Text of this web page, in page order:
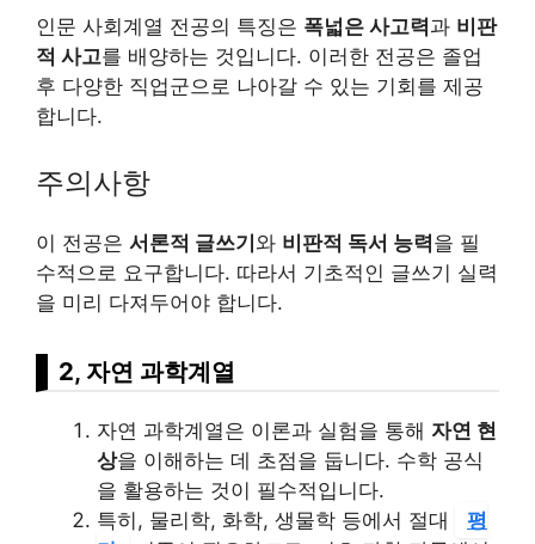
인문 사회계열 전공의 특징은 폭넓은 사고력과 비판
적 사고를 배양하는 것입니다. 이러한 전공은 졸업
후 다양한 직업군으로 나아갈 수 있는 기회를 제공
합니다.
주의사항
이 전공은 서론적 글쓰기 와 비판적 독서 능력을 필
수적으로 요구합니다. 따라서 기초적인 글쓰기 실력
을 미리 다져두어야 합니다.
2, 자연 과학계열
자연 과학계열은 이론과 실험을 통해 자연 현
상을 이해하는 데 초점을 둡니다. 수학 공식
을 활용하는 것이 필수적입니다.
특히, 물리학, 화학, 생물학 등에서 절대
평